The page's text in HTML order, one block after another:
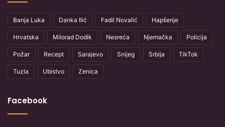
Banja Luka Danka Ilić Fadil Novalić Hapšenje
Hrvatska Milorad Dodik Nesreća Njemačka Policija
Požar Recept Sarajevo Snijeg Srbija TikTok
Tuzla Ubistvo Zenica
Facebook